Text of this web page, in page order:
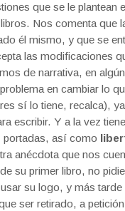
que se le plantean
Nos comenta que
él mismo, y que se
las modificaciones
de narrativa, en
en cambiar lo
sí lo tiene, recalca),
escribir. Y a la vez
portadas, así como
anécdota que nos
su primer libro, no
su logo, y más
ser retirado, a